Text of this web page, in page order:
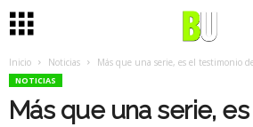
Inicio Noticias Más que una serie, es el testimonio
NOTICIAS
Más que una serie,